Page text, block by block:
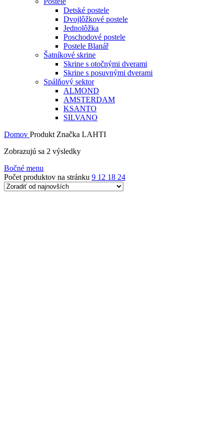
Detské postele
Dvojlôžkové postele
Jednolôžka
Poschodové postele
Postele Blanář
Šatníkové skrine
Skrine s otočnými dverami
Skrine s posuvnými dverami
Spálňový sektor
ALMOND
AMSTERDAM
KSANTO
SILVANO
Domov Produkt Značka LAHTI
Zobrazujú sa 2 výsledkyZoradené
Bočné menu
Počet produktov na stránku 9 12 18 24